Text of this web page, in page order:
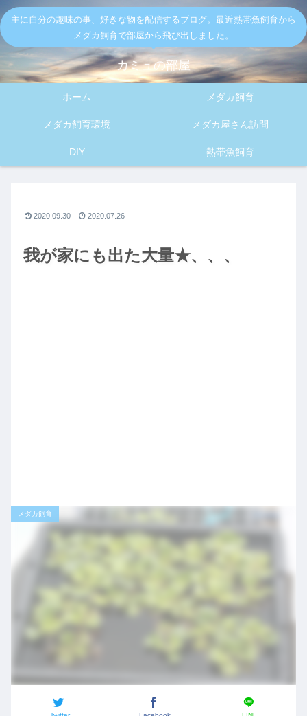
主に自分の趣味の事、好きな物を配信するブログ。最近熱帯魚飼育から
メダカ飼育で部屋から飛び出しました。
カミュの部屋
ホーム メダカ飼育
メダカ飼育環境 メダカ屋さん訪問
DIY 熱帯魚飼育
我が家にも出た大量★、、、
メダカ飼育
2020.09.30 2020.07.26